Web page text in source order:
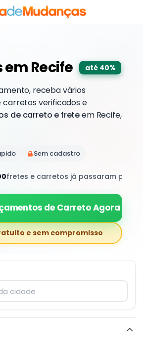
Recife até 40%
receba vários
verificados e
de carreto e freteem Recife,
Sem cadastro
fretes e carretos já passaram por
de Carreto Agora
e sem compromisso
para trocar